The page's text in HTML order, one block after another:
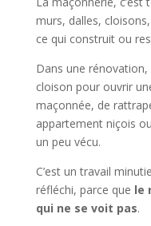
murs, dalles,
ce qui construit ou
Dans une rénovation,
cloison pour ouvrir
maçonnée, de
appartement niçois
un peu vécu.
C’est un travail
réfléchi, parce que le
qui ne se voit pas.